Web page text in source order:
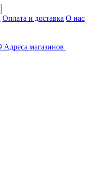
Оплата и доставка О нас
Адреса магазинов